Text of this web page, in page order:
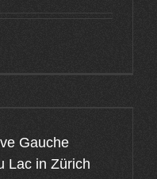
Gauche
Lac in Zürich